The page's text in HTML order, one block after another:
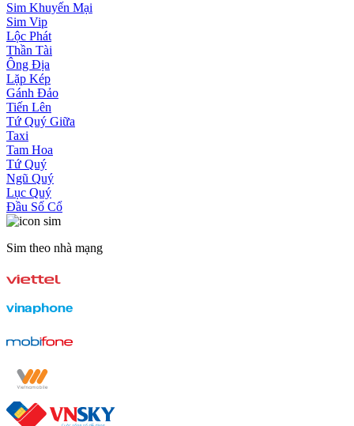
Sim Khuyến Mại
Sim Vip
Lộc Phát
Thần Tài
Ông Địa
Lặp Kép
Gánh Đảo
Tiến Lên
Tứ Quý Giữa
Taxi
Tam Hoa
Tứ Quý
Ngũ Quý
Lục Quý
Đầu Số Cổ
Sim theo nhà mạng